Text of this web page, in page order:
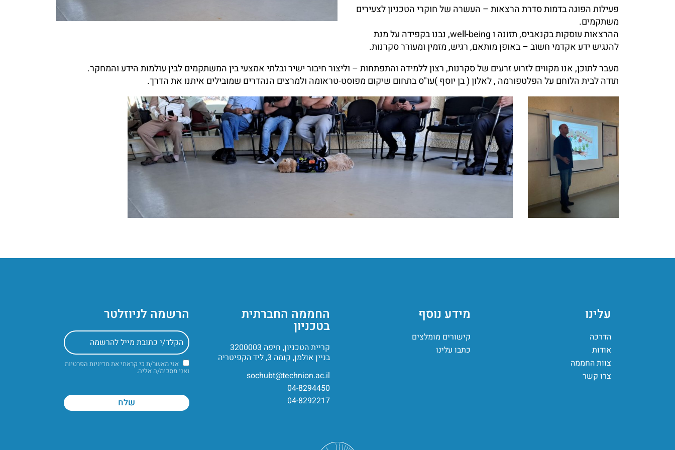
פעילות הפוגה בדמות סדרת הרצאות – העשרה של חוקרי הטכניון לצעירים
משתקמים.
ההרצאות עוסקות בקנאביס, תזונה ו well-being, נבנו בקפידה על מנת
להנגיש ידע אקדמי חשוב – באופן מותאם, רגיש, מזמין ומעורר סקרנות.
מעבר לתוכן, אנו מקווים לזרוע זרעים של סקרנות, רצון ללמידה והתפתחות – וליצור חיבור ישיר ובלתי אמצעי בין המשתקמים לבין עולמות הידע והמחקר.
תודה לבית הלוחם על הפלטפורמה , לאלון ( בן יוסף )עו"ס בתחום שיקום מפוסט-טראומה ולמרצים הנהדרים שמובילים איתנו את הדרך.
עלינו
הדרכה
אודות
צוות החממה
צרו קשר
מידע נוסף
קישורים מומלצים
כתבו עלינו
החממה החברתית
בטכניון
קריית הטכניון, חיפה 3200003
בניין אולמן, קומה 3, ליד הקפיטריה
sochubt@technion.ac.il
04-8294450
04-8292217
הרשמה לניוזלטר
אני מאשר/ת כי קראתי אתמדיניות הפרטיות
ואני מסכימ/ה אליה.